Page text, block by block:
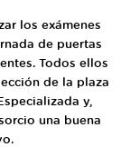
los exámenes
de puertas
Todos ellos
de la plaza
y,
una buena